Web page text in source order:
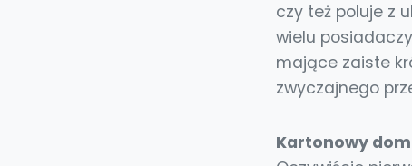
czy też poluje z
wielu
mające zaiste
zwyczajnego
Kartonowy